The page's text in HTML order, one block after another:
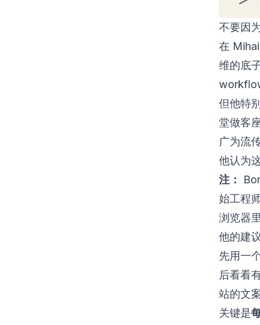
不要因
在
维的底
但他特
堂做客
广为流
他认为
注：
始工程
浏览器
他的建
先用一
后看看
站的文案
关键是